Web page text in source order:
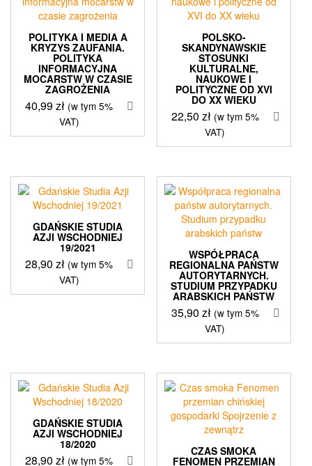
POLITYKA I MEDIA A
KRYZYS ZAUFANIA.
POLITYKA
INFORMACYJNA
MOCARSTW W CZASIE
ZAGROŻENIA
40,99zł (w tym 5%
VAT)
POLSKO-
SKANDYNAWSKIE
STOSUNKI
KULTURALNE,
NAUKOWE I
POLITYCZNE OD XVI
DO XX WIEKU
22,50 zł (w tym 5%
VAT)
GDAŃSKIE STUDIA
AZJI WSCHODNIEJ
19/2021
28,90zł (w tym 5%
VAT)
WSPÓŁPRACA
REGIONALNA PAŃSTW
AUTORYTARNYCH.
STUDIUM PRZYPADKU
ARABSKICH PAŃSTW
35,90 zł (w tym 5%
VAT)
GDAŃSKIE STUDIA
AZJI WSCHODNIEJ
18/2020
28,90zł (w tym 5%
CZAS SMOKA
FENOMEN PRZEMIAN